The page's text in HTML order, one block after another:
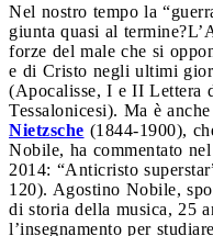
Nel nostro tempo la
giunta quasi al termine?
forze del male che si
e di Cristo negli ultimi
(Apocalisse, I e II Lettera
Tessalonicesi). Ma è
Nietzsche (1844-1900),
Nobile, ha commentato
2014: “Anticristo
120). Agostino Nobile,
di storia della musica, 25
l’insegnamento per